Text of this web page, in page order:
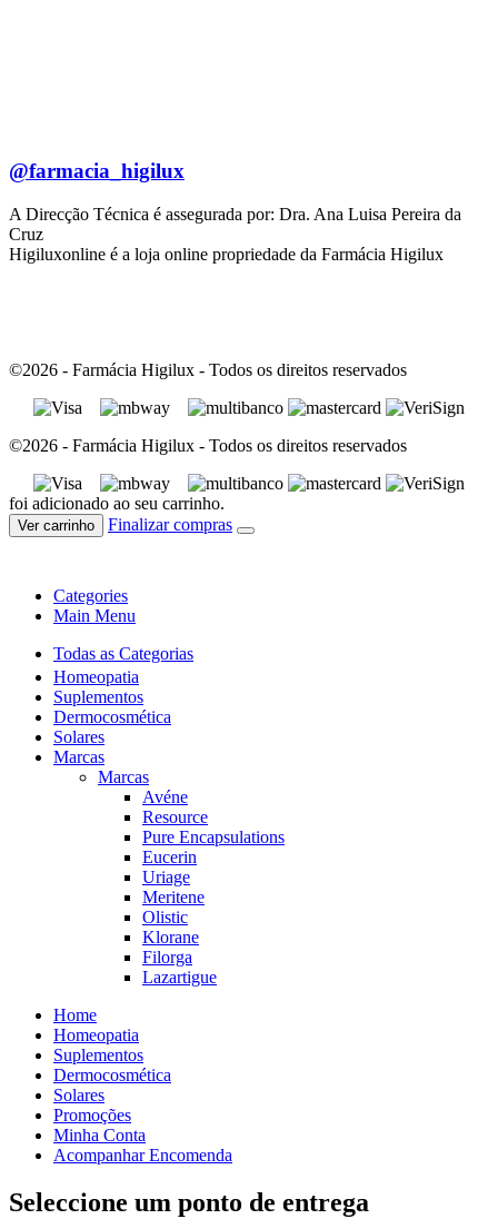
@farmacia_higilux
A Direcção Técnica é assegurada por: Dra. Ana Luisa Pereira da
Cruz
Higiluxonline é a loja online propriedade da Farmácia Higilux
©2026 - Farmácia Higilux - Todos os direitos reservados
©2026 - Farmácia Higilux - Todos os direitos reservados
foi adicionado ao seu carrinho.
Ver carrinho Finalizar compras
Categories
Main Menu
Todas as Categorias
Homeopatia
Suplementos
Dermocosmética
Solares
Marcas
Marcas
Avéne
Resource
Pure Encapsulations
Eucerin
Uriage
Meritene
Olistic
Klorane
Filorga
Lazartigue
Home
Homeopatia
Suplementos
Dermocosmética
Solares
Promoções
Minha Conta
Acompanhar Encomenda
Seleccione um ponto de entrega